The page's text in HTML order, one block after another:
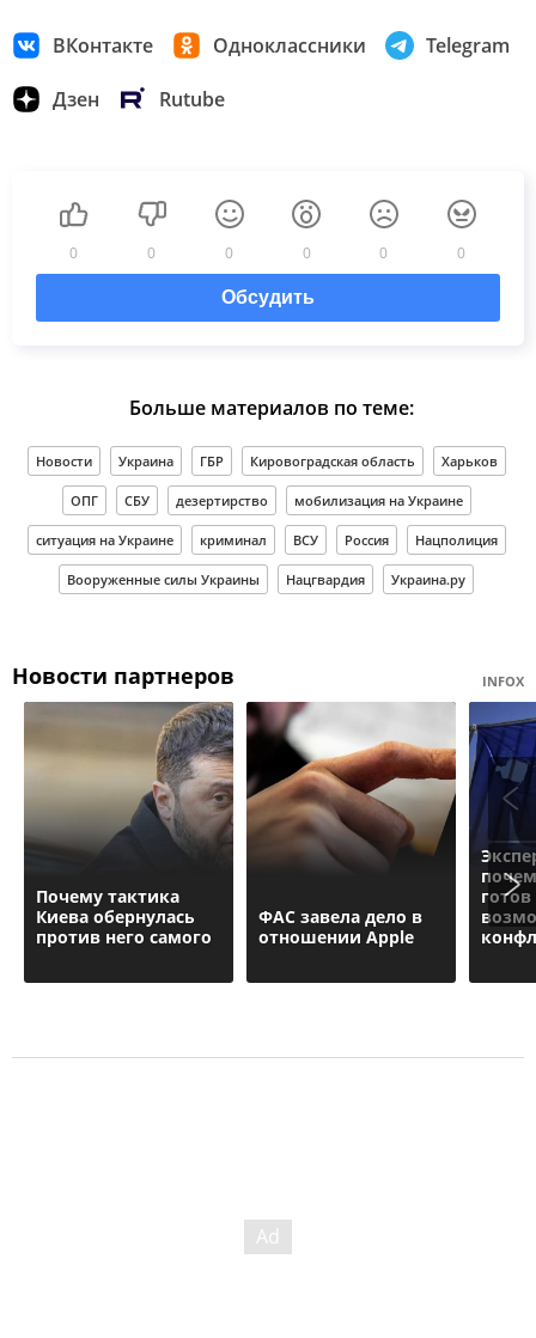
ВКонтакте Одноклассники Telegram
Дзен Rutube
0 0 0 0 0 0
Обсудить
Больше материалов по теме:
Новости Украина ГБР Кировоградская область Харьков
ОПГ СБУ дезертирство мобилизация на Украине
ситуация на Украине криминал ВСУ Россия Нацполиция
Вооруженные силы Украины Нацгвардия Украина.ру
Новости партнеров INFOX
Почему тактика
Киева обернулась
против него самого
ФАС завела дело в
отношении Apple
готов